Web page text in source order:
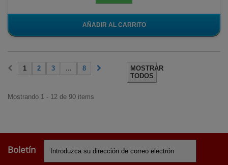
AÑADIR AL CARRITO
MOSTRAR
TODOS
1 2 3 ... 8
Mostrando 1 - 12 de 90 items
Boletín